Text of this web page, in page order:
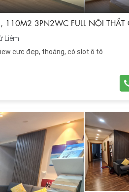
3PN2WC FULL NỘI
Liêm
cực đẹp, thoáng, có slot ô tô